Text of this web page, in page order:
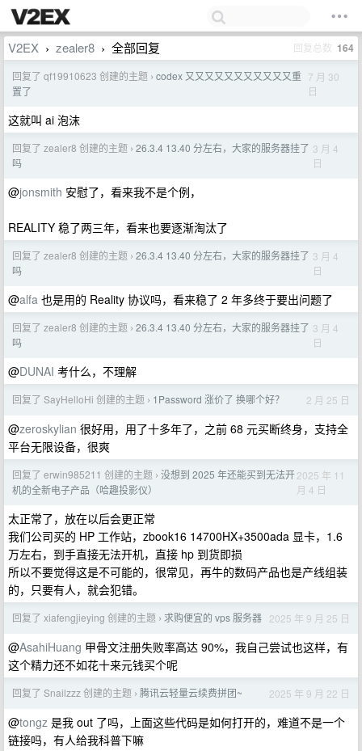
V2EX › zealer8 › 全部回复 回复总数 164
回复了 qf19910623 创建的主题 › codex 又又又又又又又又又又又重
置了
7 月 30
日
这就叫 ai 泡沫
回复了 zealer8 创建的主题 › 26.3.4 13.40 分左右，大家的服务器挂了
吗
3 月 4
日
@jonsmith 安慰了，看来我不是个例，
REALITY 稳了两三年，看来也要逐渐淘汰了
回复了 zealer8 创建的主题 › 26.3.4 13.40 分左右，大家的服务器挂了
吗
3 月 4
日
@alfa 也是用的 Reality 协议吗，看来稳了 2 年多终于要出问题了
回复了 zealer8 创建的主题 › 26.3.4 13.40 分左右，大家的服务器挂了
吗
3 月 4
日
@DUNAI 考什么，不理解
回复了 SayHelloHi 创建的主题 › 1Password 涨价了 换哪个好？ 2 月 25 日
@zeroskylian 很好用，用了十多年了，之前 68 元买断终身，支持全
平台无限设备，很爽
回复了 erwin985211 创建的主题 › 没想到 2025 年还能买到无法开
机的全新电子产品（哈趣投影仪）
2025 年 11
月 4 日
太正常了，放在以后会更正常
我们公司买的 HP 工作站，zbook16 14700HX+3500ada 显卡，1.6
万左右，到手直接无法开机，直接 hp 到货即损
所以不要觉得这是不可能的，很常见，再牛的数码产品也是产线组装
的，只要有人，就会犯错。
回复了 xiafengjieying 创建的主题 › 求购便宜的 vps 服务器 2025 年 9 月 25 日
@AsahiHuang 甲骨文注册失败率高达 90%，我自己尝试也这样，有
这个精力还不如花十来元钱买个呢
回复了 Snailzzz 创建的主题 › 腾讯云轻量云续费拼团~ 2025 年 9 月 22 日
@tongz 是我 out 了吗，上面这些代码是如何打开的，难道不是一个
链接吗，有人给我科普下嘛